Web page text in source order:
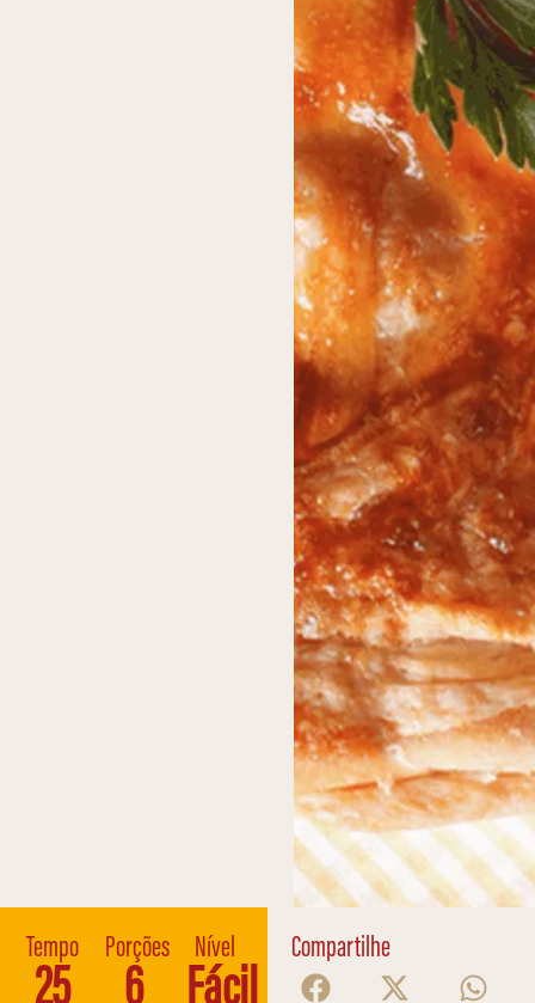
Compartilhe
Tempo
25
Porções
6
Nível
Fácil